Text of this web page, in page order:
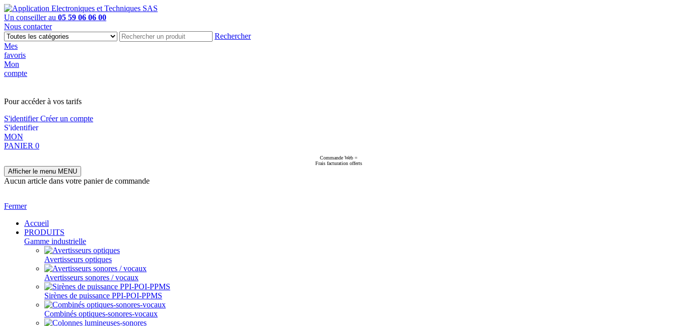
Un conseiller au 05 59 06 06 00
Nous contacter
Rechercher
Mes
favoris
Mon
compte
Pour accéder à vos tarifs
S'identifierCréer un compte
S'identifier
MON
PANIER 0
Commande Web =
Frais facturation offerts
Afficher le menu MENU
Aucun article dans votre panier de commande
Fermer
Accueil
PRODUITS
Gamme industrielle
Avertisseurs optiques
Avertisseurs sonores / vocaux
Sirènes de puissance PPI-POI-PPMS
Combinés optiques-sonores-vocaux